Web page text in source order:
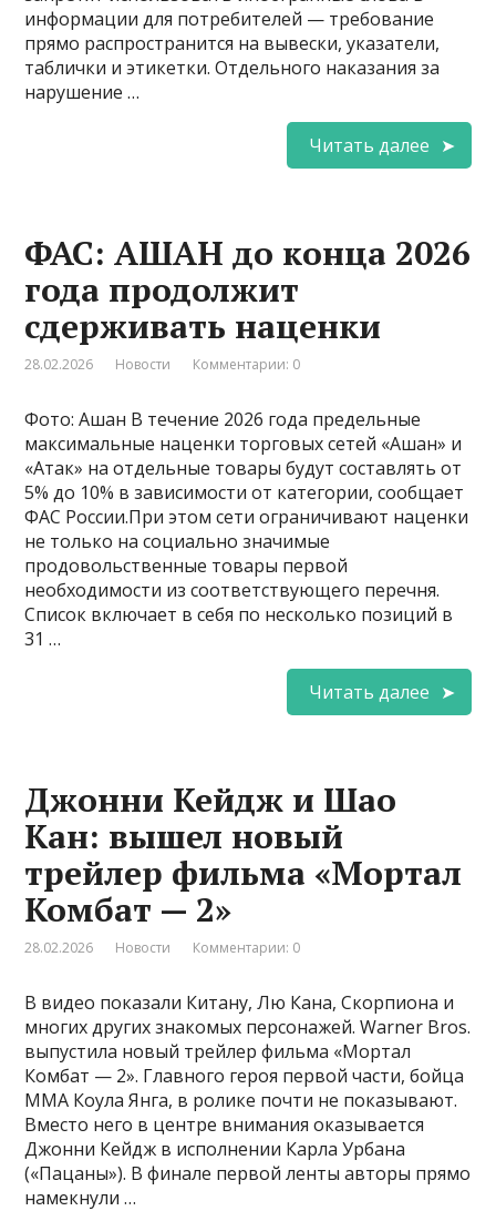
информации для потребителей — требование
прямо распространится на вывески, указатели,
таблички и этикетки. Отдельного наказания за
нарушение …
Читать далее
ФАС: АШАН до конца 2026
года продолжит
сдерживать наценки
28.02.2026 Новости Комментарии: 0
Фото: Ашан В течение 2026 года предельные
максимальные наценки торговых сетей «Ашан» и
«Атак» на отдельные товары будут составлять от
5% до 10% в зависимости от категории, сообщает
ФАС России.При этом сети ограничивают наценки
не только на социально значимые
продовольственные товары первой
необходимости из соответствующего перечня.
Список включает в себя по несколько позиций в
31 …
Читать далее
Джонни Кейдж и Шао
Кан: вышел новый
трейлер фильма «Мортал
Комбат — 2»
28.02.2026 Новости Комментарии: 0
В видео показали Китану, Лю Кана, Скорпиона и
многих других знакомых персонажей. Warner Bros.
выпустила новый трейлер фильма «Мортал
Комбат — 2». Главного героя первой части, бойца
MMA Коула Янга, в ролике почти не показывают.
Вместо него в центре внимания оказывается
Джонни Кейдж в исполнении Карла Урбана
(«Пацаны»). В финале первой ленты авторы прямо
намекнули …